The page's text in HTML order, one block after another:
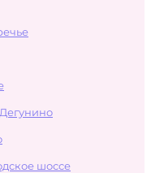
шоссе